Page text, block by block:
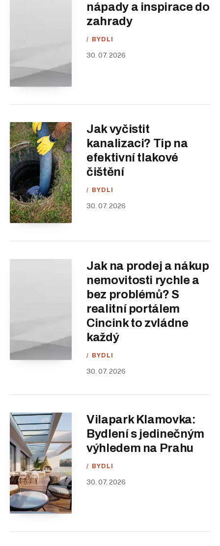
nápady a inspirace do
zahrady
BYDLI
30. 07. 2026
Jak vyčistit
kanalizaci? Tip na
efektivní tlakové
čištění
BYDLI
30. 07. 2026
Jak na prodej a nákup
nemovitosti rychle a
bez problémů? S
realitní portálem
Cincink to zvládne
každý
BYDLI
30. 07. 2026
Vilapark Klamovka:
Bydlení s jedinečným
výhledem na Prahu
BYDLI
30. 07. 2026